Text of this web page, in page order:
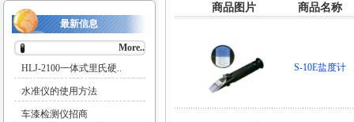
最新信息
More..
HLJ-2100一体式里氏硬..
水准仪的使用方法
车漆检测仪招商
商品图片 商品名称
S-10E盐度计